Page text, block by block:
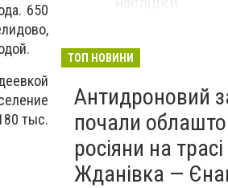
650
тыс.
ТОП НОВИНИ
Антидроновий
почали
росіяни на трасі
Жданівка —